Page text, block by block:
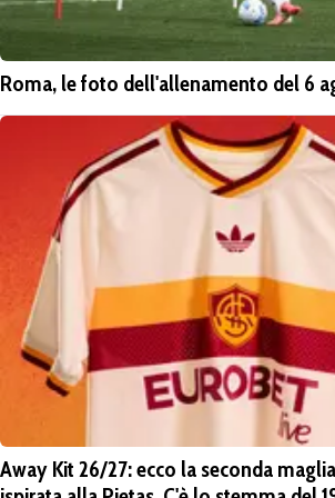
Roma, le foto dell'allenamento del 6
Away Kit 26/27: ecco la seconda